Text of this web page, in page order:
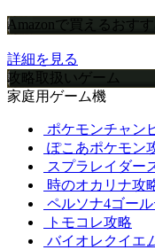
Amazonで買えるおす
詳細を見る
攻略取扱いゲーム
家庭用ゲーム機
ポケモンチャン
ぽこあポケモン
スプラレイダー
時のオカリナ攻
ペルソナ4ゴー
トモコレ攻略
バイオレクイエ